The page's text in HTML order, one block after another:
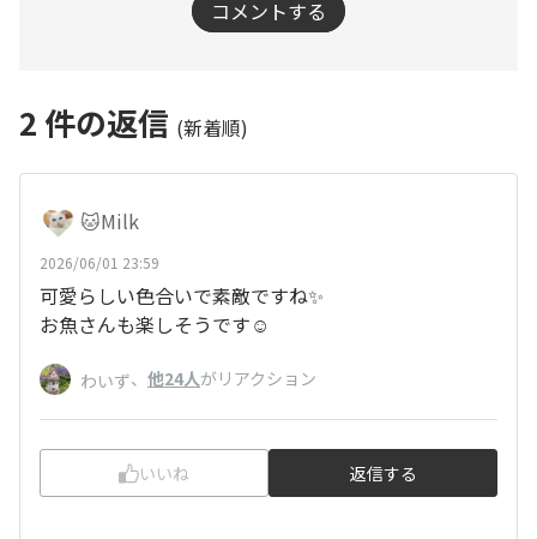
コメントする
2 件の返信 (新着順)
🐱Milk
2026/06/01 23:59
可愛らしい色合いで素敵ですね✨
お魚さんも楽しそうです☺️
わいず、 他24人がリアクション
いいね 返信する